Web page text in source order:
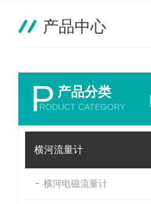
产品中心
P 产品分类
RODUCT CATEGORY
横河流量计
横河电磁流量计